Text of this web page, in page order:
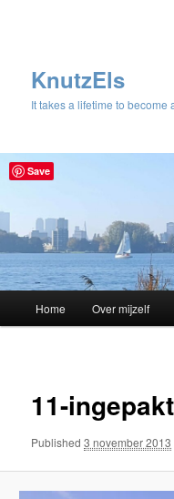
KnutzEls
It takes a lifetime to become
Skip
Home Over mijzelf
11-ingepakt
Published3 november 2013
Save